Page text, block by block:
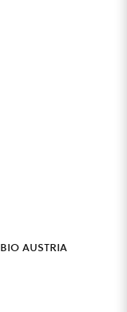
bio austria